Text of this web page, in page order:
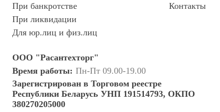
ООО "Расантехторг"
Время работы: Пн-Пт 09.00-19.00
Зарегистрирован в Торговом реестре
Республики Беларусь УНП 191514793, ОКПО
380270205000
При банкротстве
При ликвидации
Для юр.лиц и физ.лиц
Контакты